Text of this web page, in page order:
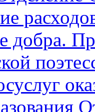
добра.